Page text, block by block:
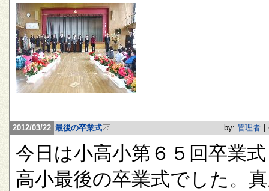
2012/03/22 最後の卒業式 by: 管理者
今日は小高小第６５回卒業
高小最後の卒業式でした。